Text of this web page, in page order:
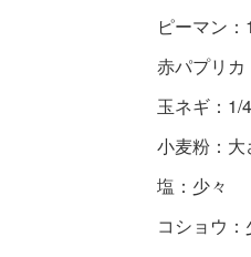
ピーマン：
赤パプリカ
玉ネギ：1/
小麦粉：大
塩：少々
コショウ：